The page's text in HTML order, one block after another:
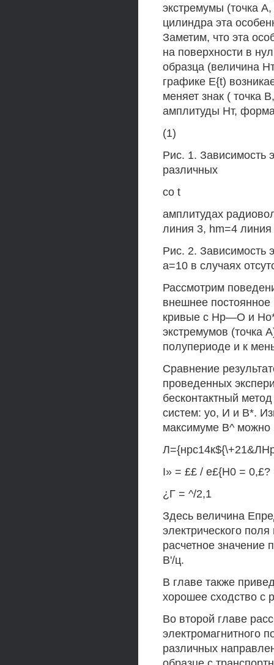
экстремумы (точка
цилиндра эта
Заметим, что эта
на поверхности в
образца (величина
графике E{t)
меняет знак ( точка
амплитуды Нт,
(1)
Рис. 1. Зависимость
различных
со t
амплитудах
линия 3, hm=4
Рис. 2. Зависимость
а=10 в случаях
Рассмотрим
внешнее
кривые с Нр—О и
экстремумов (точка
полупериоде и к
Сравнение
проведенных
бесконтактный
систем: уо, И и В*.
максимуме В^ можно
I» = ££ / е£{Н0 = 0,£?
¿Г = ^/2,1
Здесь величина
электрического
расчетное значение
В'/ц.
В главе также
хорошее сходство с
Во второй главе
электромагнитного
различных